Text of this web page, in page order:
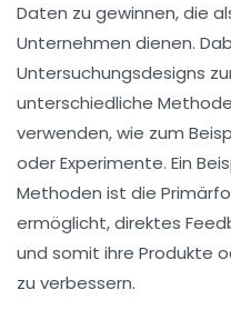
Daten zu gewinnen, die
Unternehmen dienen.
Untersuchungsdesigns
unterschiedliche
verwenden, wie zum
oder Experimente. Ein
Methoden ist die
ermöglicht, direktes
und somit ihre Produkte
zu verbessern.